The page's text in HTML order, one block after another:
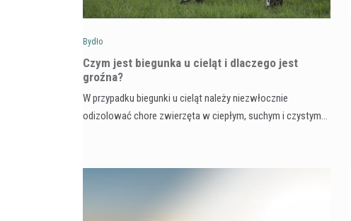
Bydło
Czym jest biegunka u cieląt i dlaczego jest
groźna?
W przypadku biegunki u cieląt należy niezwłocznie
odizolować chore zwierzęta w ciepłym, suchym i czystym…